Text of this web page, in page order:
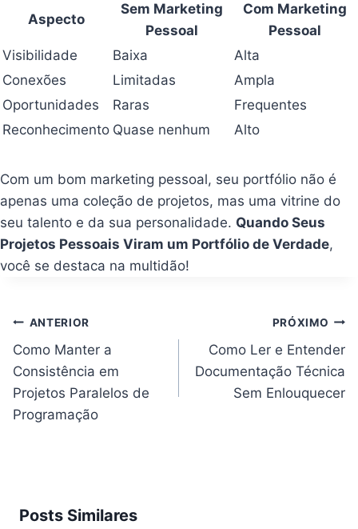
Aspecto
Sem Marketing
Pessoal
Com Marketing
Pessoal
Visibilidade
Baixa
Alta
Conexões
Limitadas
Ampla
Oportunidades
Raras
Frequentes
Reconhecimento Quase nenhum Alto
Com um bom marketing pessoal, seu portfólio não é
apenas uma coleção de projetos, mas uma vitrine do
seu talento e da sua personalidade. Quando Seus
Projetos Pessoais Viram um Portfólio de Verdade,
você se destaca na multidão!
Navegação
Post
ANTERIOR
Como Manter a
Consistência em
Projetos Paralelos de
Programação
PRÓXIMO
Como Ler e Entender
Documentação Técnica
Sem Enlouquecer
Posts Similares